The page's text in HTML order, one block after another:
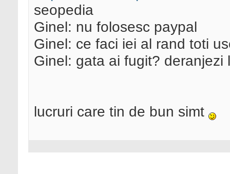
seopedia
Ginel: nu folosesc paypal
Ginel: ce faci iei al rand toti
Ginel: gata ai fugit? deranjezi
lucruri care tin de bun simt